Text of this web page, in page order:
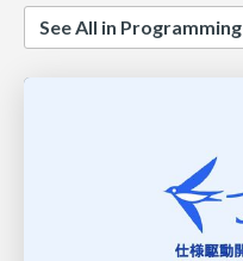
See All in Programming